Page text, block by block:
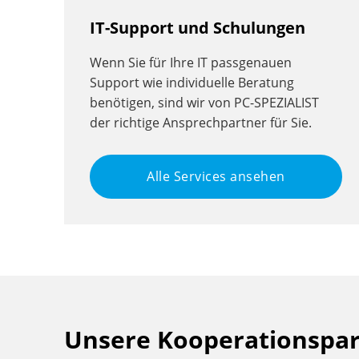
IT-Support und Schulungen
Wenn Sie für Ihre IT passgenauen
Support wie individuelle Beratung
benötigen, sind wir von PC-SPEZIALIST
der richtige Ansprechpartner für Sie.
Alle Services ansehen
Unsere